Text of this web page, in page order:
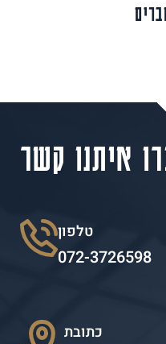
איתנו קשר
טלפון
072-3726598
כתובת